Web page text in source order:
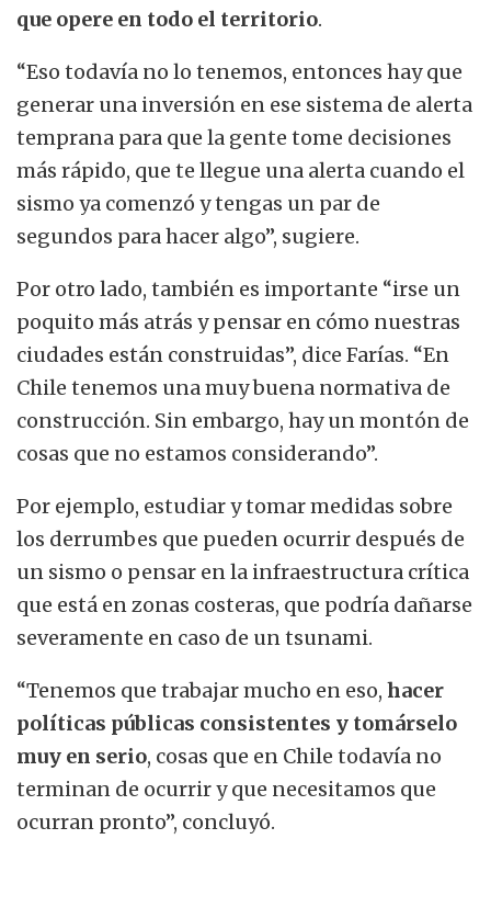
que opere en todo el territorio.
“Eso todavía no lo tenemos, entonces hay que
generar una inversión en ese sistema de alerta
temprana para que la gente tome decisiones
más rápido, que te llegue una alerta cuando el
sismo ya comenzó y tengas un par de
segundos para hacer algo”, sugiere.
Por otro lado, también es importante “irse un
poquito más atrás y pensar en cómo nuestras
ciudades están construidas”, dice Farías. “En
Chile tenemos una muy buena normativa de
construcción. Sin embargo, hay un montón de
cosas que no estamos considerando”.
Por ejemplo, estudiar y tomar medidas sobre
los derrumbes que pueden ocurrir después de
un sismo o pensar en la infraestructura crítica
que está en zonas costeras, que podría dañarse
severamente en caso de un tsunami.
“Tenemos que trabajar mucho en eso, hacer
políticas públicas consistentes y tomárselo
muy en serio, cosas que en Chile todavía no
terminan de ocurrir y que necesitamos que
ocurran pronto”, concluyó.